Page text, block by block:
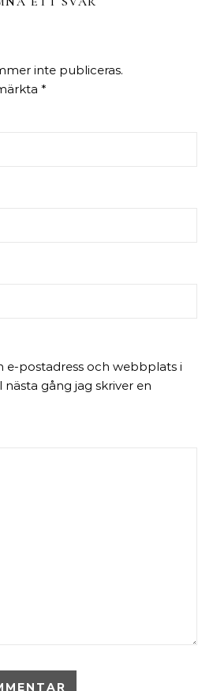
inte publiceras.
*
e-postadress och webbplats i
gång jag skriver en